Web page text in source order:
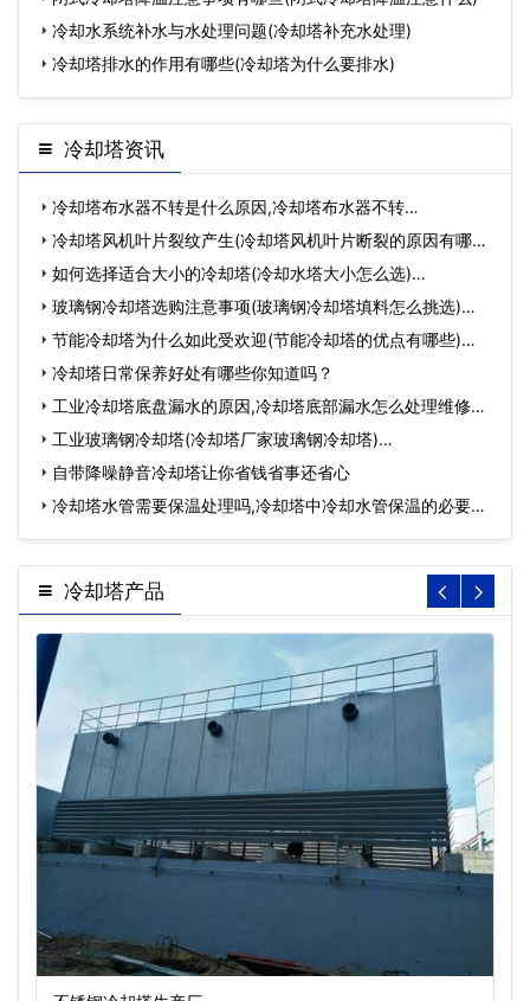
冷却水系统补水与水处理问题(冷却塔补充水处理)
冷却塔排水的作用有哪些(冷却塔为什么要排水)
冷却塔资讯
冷却塔布水器不转是什么原因,冷却塔布水器不转…
冷却塔风机叶片裂纹产生(冷却塔风机叶片断裂的原因有哪些)
… 如何选择适合大小的冷却塔(冷却水塔大小怎么选)…
玻璃钢冷却塔选购注意事项(玻璃钢冷却塔填料怎么挑选)…
节能冷却塔为什么如此受欢迎(节能冷却塔的优点有哪些)…
冷却塔日常保养好处有哪些你知道吗？
工业冷却塔底盘漏水的原因,冷却塔底部漏水怎么处理维修…
工业玻璃钢冷却塔(冷却塔厂家玻璃钢冷却塔)…
自带降噪静音冷却塔让你省钱省事还省心
冷却塔水管需要保温处理吗,冷却塔中冷却水管保温的必要
性…
冷却塔产品